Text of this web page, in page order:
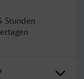
Stunden